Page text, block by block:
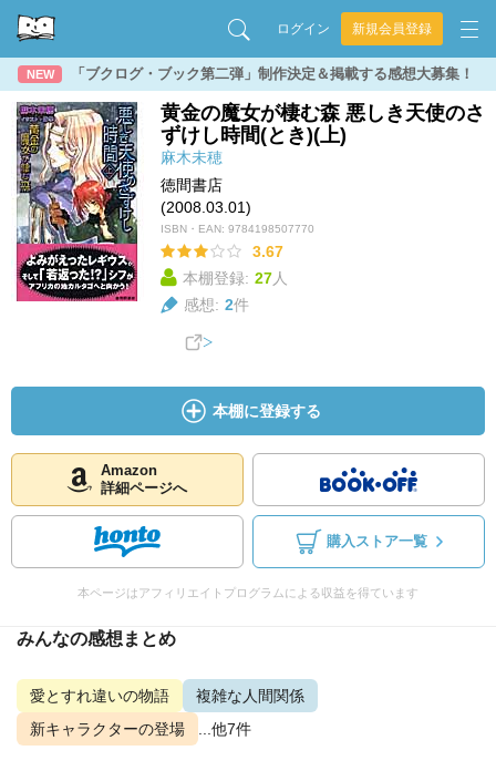
ログイン 新規会員登録
NEW 「ブクログ・ブック第二弾」制作決定＆掲載する感想大募集！
黄金の魔女が棲む森 悪しき天使のさ
ずけし時間(とき)(上)
麻木未穂
徳間書店
(2008.03.01)
ISBN・EAN: 9784198507770
3.67
本棚登録: 27人
感想: 2件
本棚に登録する
Amazon
詳細ページへ
購入ストア一覧
本ページはアフィリエイトプログラムによる収益を得ています
みんなの感想まとめ
愛とすれ違いの物語
複雑な人間関係
新キャラクターの登場
...他7件